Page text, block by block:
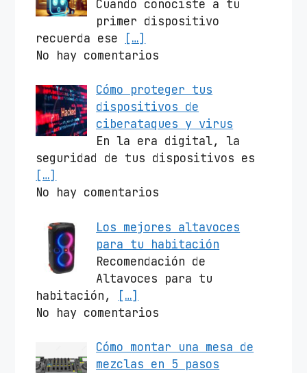
Cuando conociste a tu
primer dispositivo
recuerda ese
[…]
No hay comentarios
Cómo proteger tus
dispositivos de
ciberataques y virus
En la era digital, la
seguridad de tus dispositivos es
[…]
No hay comentarios
Los mejores altavoces
para tu habitación
Recomendación de
Altavoces para tu
habitación,
[…]
No hay comentarios
Cómo montar una mesa de
mezclas en 5 pasos